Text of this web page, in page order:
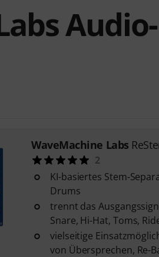
WaveMachine Labs
2
KI-basiertes Stem-
Drums
trennt das
Snare, Hi-Hat, Toms,
vielseitige
von Übersprechen, Re-